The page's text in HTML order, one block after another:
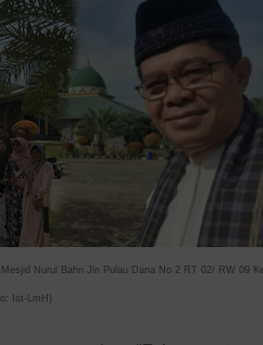
esjid Nurul Bahri Jln Pulau Dana No 2 RT 02/ RW 09
Ist-LmH)